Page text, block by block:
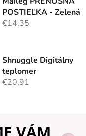
POSTIEĽKA - Zelená
€14,35
Shnuggle Digitálny
teplomer
€20,91